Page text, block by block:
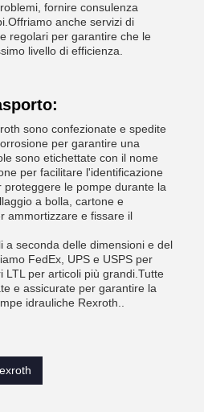
fornire consulenza
anche servizi di
regolari per garantire che le
livello di efficienza.
sono confezionate e spedite
per garantire una
sono etichettate con il nome
per facilitare l'identificazione
le pompe durante la
a bolla, cartone e
ammortizzare e fissare il
a seconda delle dimensioni e del
FedEx, UPS e USPS per
LTL per articoli più grandi.Tutte
e assicurate per garantire la
idrauliche Rexroth..